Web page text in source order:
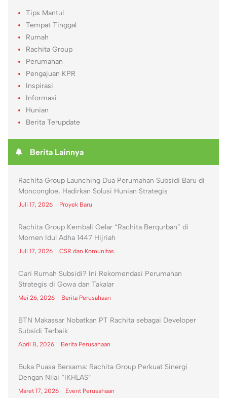
Tips Mantul
Tempat Tinggal
Rumah
Rachita Group
Perumahan
Pengajuan KPR
Inspirasi
Informasi
Hunian
Berita Terupdate
Berita Lainnya
Rachita Group Launching Dua Perumahan Subsidi Baru di
Moncongloe, Hadirkan Solusi Hunian Strategis
Juli 17, 2026 Proyek Baru
Rachita Group Kembali Gelar “Rachita Berqurban” di
Momen Idul Adha 1447 Hijriah
Juli 17, 2026 CSR dan Komunitas
Cari Rumah Subsidi? Ini Rekomendasi Perumahan
Strategis di Gowa dan Takalar
Mei 26, 2026 Berita Perusahaan
BTN Makassar Nobatkan PT Rachita sebagai Developer
Subsidi Terbaik
April 8, 2026 Berita Perusahaan
Buka Puasa Bersama: Rachita Group Perkuat Sinergi
Dengan Nilai “IKHLAS”
Maret 17, 2026 Event Perusahaan